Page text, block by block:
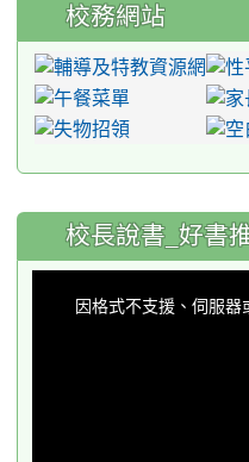
校務網站
:::
校長說書_好書
因格式不支援、伺服器